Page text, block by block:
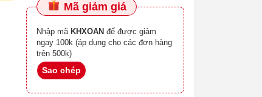
Mã giảm giá
Nhập mã KHXOAN
ngay 100k (áp dụng cho các đơn hàng
trên 500k)
Sao chép